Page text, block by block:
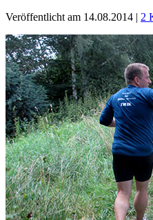
Veröffentlicht am 14.08.2014 | 2